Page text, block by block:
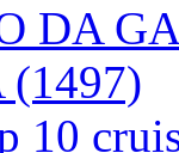
DA
10